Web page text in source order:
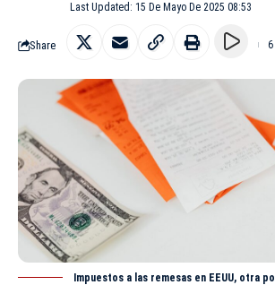
Last Updated: 15 De Mayo De 2025 08:53
Share 6
Impuestos a las remesas en EEUU, otra